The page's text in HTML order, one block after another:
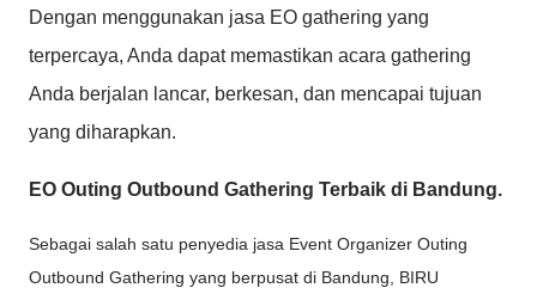
Dengan menggunakan jasa EO gathering yang
terpercaya, Anda dapat memastikan acara gathering
Anda berjalan lancar, berkesan, dan mencapai tujuan
yang diharapkan.
EO Outing Outbound Gathering Terbaik di Bandung.
Sebagai salah satu penyedia jasa Event Organizer Outing
Outbound Gathering yang berpusat di Bandung, BIRU